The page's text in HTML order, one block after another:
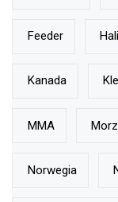
Feeder
Kanada
MMA
Norwegia